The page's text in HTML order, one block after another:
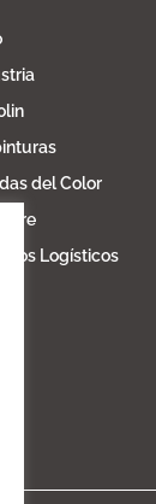
del Color
Logísticos